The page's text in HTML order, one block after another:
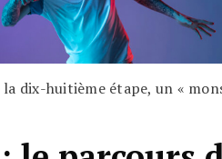
dix-huitième étape, un «